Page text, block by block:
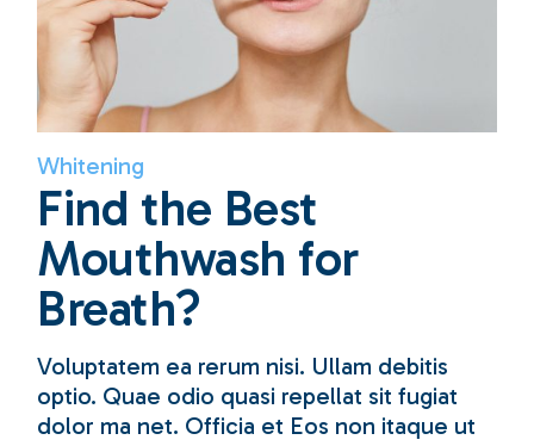
Whitening
Find the Best
Mouthwash for
Breath?
Voluptatem ea rerum nisi. Ullam debitis
optio. Quae odio quasi repellat sit fugiat
dolor ma net. Officia et Eos non itaque ut